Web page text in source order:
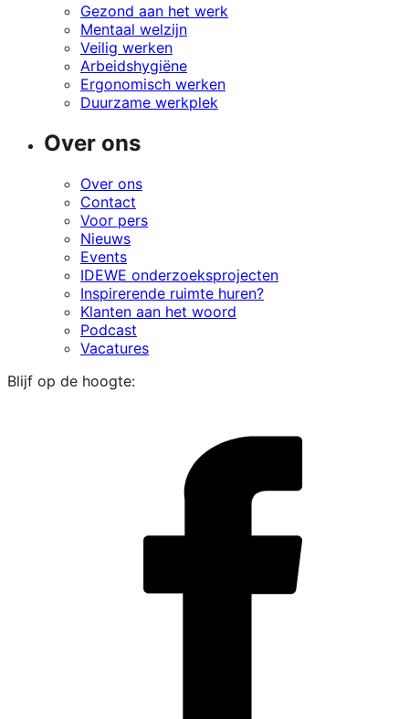
Gezond aan het werk
Mentaal welzijn
Veilig werken
Arbeidshygiëne
Ergonomisch werken
Duurzame werkplek
Over ons
Over ons
Contact
Voor pers
Nieuws
Events
IDEWE onderzoeksprojecten
Inspirerende ruimte huren?
Klanten aan het woord
Podcast
Vacatures
Blijf op de hoogte: